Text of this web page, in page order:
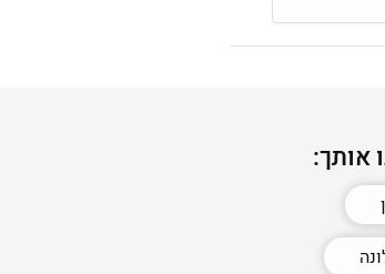
אותך: